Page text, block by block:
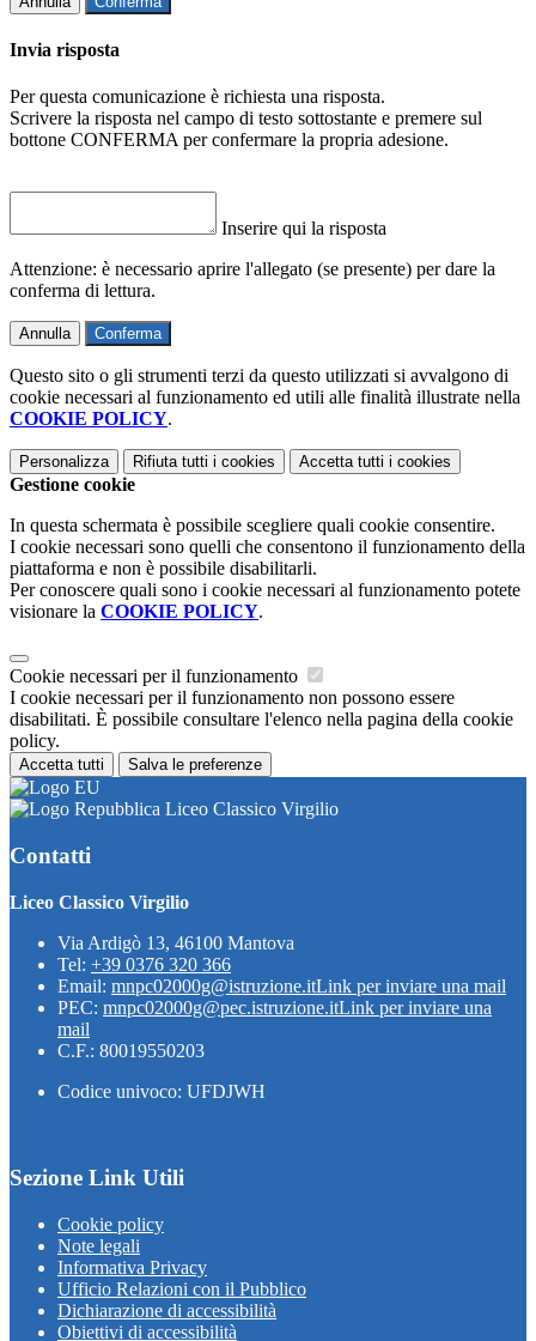
Invia risposta
Per questa comunicazione è richiesta una risposta.
Scrivere la risposta nel campo di testo sottostante e premere sul
bottone CONFERMA per confermare la propria adesione.
Inserire qui la risposta
Attenzione: è necessario aprire l'allegato (se presente) per dare la
conferma di lettura.
Annulla Conferma
Questo sito o gli strumenti terzi da questo utilizzati si avvalgono di
cookie necessari al funzionamento ed utili alle finalità illustrate nella
COOKIE POLICY.
Personalizza Rifiuta tutti i cookies Accetta tutti i cookies
Gestione cookie
In questa schermata è possibile scegliere quali cookie consentire.
I cookie necessari sono quelli che consentono il funzionamento della
piattaforma e non è possibile disabilitarli.
Per conoscere quali sono i cookie necessari al funzionamento potete
visionare la COOKIE POLICY.
Cookie necessari per il funzionamento
I cookie necessari per il funzionamento non possono essere
disabilitati. È possibile consultare l'elenco nella pagina della cookie
policy.
Accetta tutti Salva le preferenze
Liceo Classico Virgilio
Contatti
Liceo Classico Virgilio
Via Ardigò 13, 46100 Mantova
Tel: +39 0376 320 366
Email: mnpc02000g@istruzione.itLink per inviare una mail
PEC: mnpc02000g@pec.istruzione.itLink per inviare una
mail
C.F.: 80019550203
Codice univoco: UFDJWH
Sezione Link Utili
Cookie policy
Note legali
Informativa Privacy
Ufficio Relazioni con il Pubblico
Dichiarazione di accessibilità
Obiettivi di accessibilità